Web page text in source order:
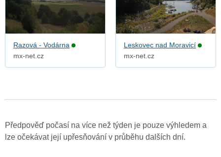
Razová - Vodárna
mx-net.cz
Leskovec nad Moravicí
mx-net.cz
Předpověď počasí na více než týden je pouze výhledem a
lze očekávat její upřesňování v průběhu dalších dní.